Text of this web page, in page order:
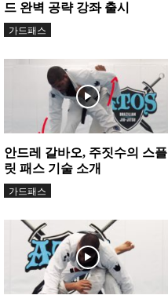
드 완벽 공략 강좌 출시
가드패스
안드레 갈바오, 주짓수의 스플
릿 패스 기술 소개
가드패스